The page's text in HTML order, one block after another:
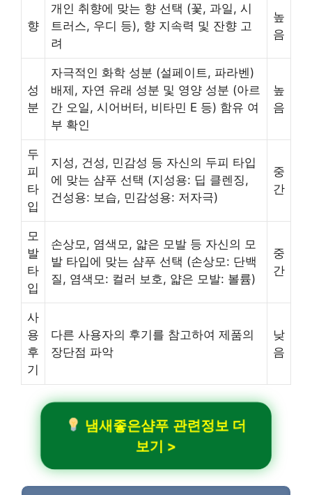
향
개인 취향에 맞는 향 선택 (꽃, 과일, 시
트러스, 우디 등), 향 지속력 및 잔향 고
려
높
음
성
분
자극적인 화학 성분 (설페이트, 파라벤)
배제, 자연 유래 성분 및 영양 성분 (아르
간 오일, 시어버터, 비타민 E 등) 함유 여
부 확인
높
음
두
피
타
입
지성, 건성, 민감성 등 자신의 두피 타입
에 맞는 샴푸 선택 (지성용: 딥 클렌징,
건성용: 보습, 민감성용: 저자극)
중
간
모
발
타
입
손상모, 염색모, 얇은 모발 등 자신의 모
발 타입에 맞는 샴푸 선택 (손상모: 단백
질, 염색모: 컬러 보호, 얇은 모발: 볼륨)
중
간
사
용
후
기
다른 사용자의 후기를 참고하여 제품의
장단점 파악
낮
음
냄새좋은샴푸 관련정보 더
보기 >